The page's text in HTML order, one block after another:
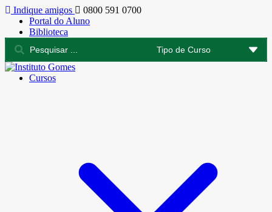
Indique amigos
0800 591 0700
Portal do Aluno
Biblioteca
Cursos